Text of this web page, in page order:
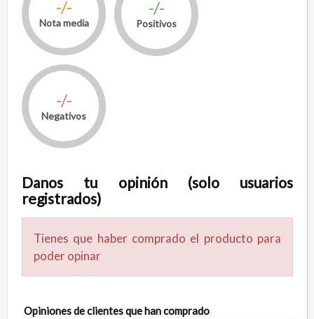
-/-
Nota media
-/-
Positivos
-/-
Negativos
Danos tu opinión (solo usuarios
registrados)
Tienes que haber comprado el producto para
poder opinar
Opiniones de clientes que han comprado